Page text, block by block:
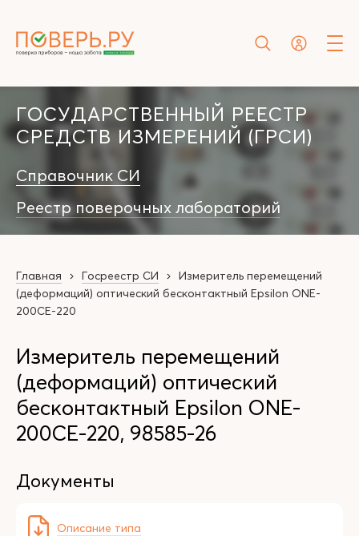
ГОСУДАРСТВЕННЫЙ РЕЕСТР
СРЕДСТВ ИЗМЕРЕНИЙ (ГРСИ)
Справочник СИ
Реестр поверочных лабораторий
Главная Госреестр СИ
Измеритель перемещений
(деформаций) оптический бесконтактный Epsilon ONE-
200CE-220
Измеритель перемещений
(деформаций) оптический
бесконтактный Epsilon ONE-
200CE-220, 98585-26
Документы
Описание типа